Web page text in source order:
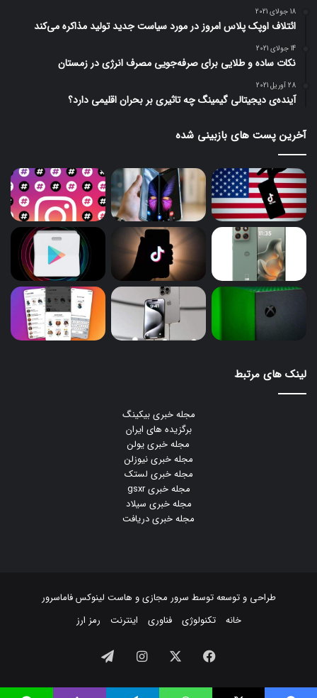
18 جولای 2021
ائتلاف اوپک پلاس امروز در مورد سیاست جدید تولید مذاکره می‌کند
14 جولای 2021
نکات ساده و طلایی برای صرفه‌جویی مصرف انرژی در زمستان
28 آوریل 2021
آینده‌ی دیجیتالی گیمینگ چه تاثیری بر بحران اقلیمی دارد؟
آخرین پست های بازبینی شده
لینک های مرتبط
مجله خبری بیکینگ
برگزیده های ایران
مجله خبری یولن
مجله خبری نیوزلن
مجله خبری لستک
مجله خبری gsxr
مجله خبری سیلاد
مجله خبری دریافت
طراحی و توسعه توسط سرور مجازیو هاست لینوکسفاماسرور
خانه
تکنولوژی فناوری اینترنت رمز ارز
فیسبوک ایکس اینستاگرام